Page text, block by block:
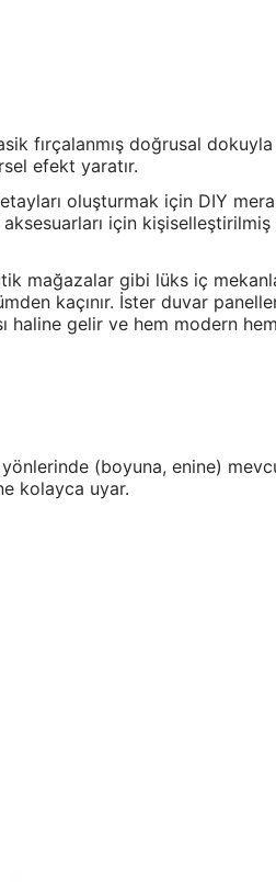
fırçalanmış doğrusal
efekt yaratır.
oluşturmak için DIY
için kişiselleştirilmiş
mağazalar gibi lüks iç
kaçınır. İster duvar
haline gelir ve hem modern
(boyuna, enine)
kolayca uyar.